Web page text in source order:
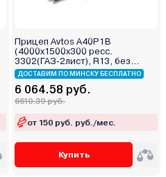
Прицеп Avtos A40P1B
(4000х1500х300 ресс.
3302(ГАЗ-2лист), R13, без
тента)
ДОСТАВИМ ПО МИНСКУ БЕСПЛАТНО
6 064.58 руб.
6610.39 руб.
от 150 руб. руб./мес.
Купить